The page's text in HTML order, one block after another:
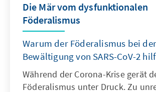
Die Mär vom dysfunktionalen
Föderalismus
Warum der Föderalismus bei der
Bewältigung von SARS-CoV-2
Während der Corona-Krise gerät
Föderalismus unter Druck. Zu